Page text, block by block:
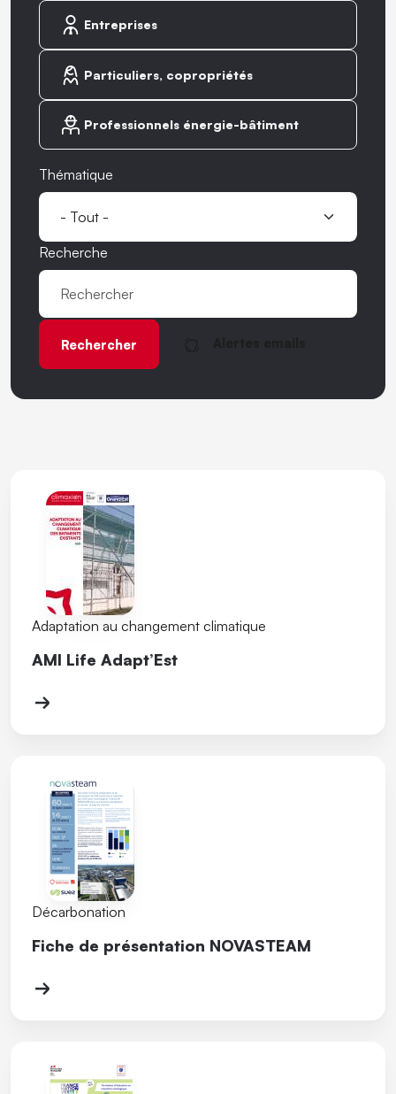
Entreprises
Particuliers, copropriétés
Professionnels énergie-bâtiment
Thématique
Recherche
Adaptation au changement climatique
AMI Life Adapt’Est
Décarbonation
Fiche de présentation NOVASTEAM